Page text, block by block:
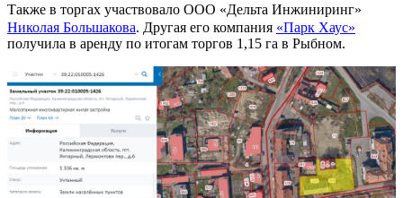
Также в торгах участвовало ООО «Дельта Инжиниринг»
Николая Большакова. Другая его компания «Парк Хаус»
получила в аренду по итогам торгов 1,15 га в Рыбном.